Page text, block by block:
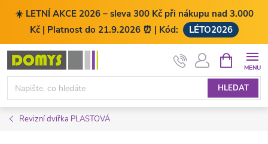
☀️ LETNÍ AKCE 2026 – sleva 300 Kč při nákupu nad 3.000
Kč | Platnost do 21.9.2026 ⏰ | Kód:
LÉTO2026
Přejít
obsah
HLEDAT
NÁKUPNÍ
KOŠÍK
Revizní dvířka PLASTOVÁ